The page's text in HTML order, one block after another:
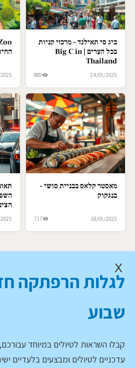
ביג סי תאילנד - מרכזי קניות
בכל הערים | Big C in
Thailand
24/05/2025
889
מאסטר קלאס בבניית סושי -
בנגקוק
18/05/2025
717
X
לגלות הרפתקה
שבוע
קבלו השראות לטיולים במיוחד
עדכניים לטיולים ומבצעים בלעדיים